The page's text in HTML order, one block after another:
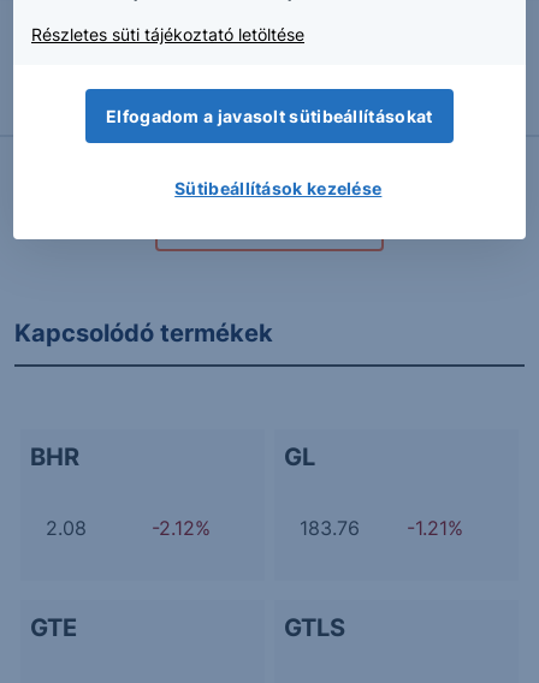
2025.08.27. 09:29
kormány
Kapcsolódó termékek
BHR
2.08 -2.12%
GL
183.76 -1.21%
GTE GTLS
Részletes süti tájékoztató letöltése
Elfogadom a javasolt sütibeállításokat
Sütibeállítások kezelése